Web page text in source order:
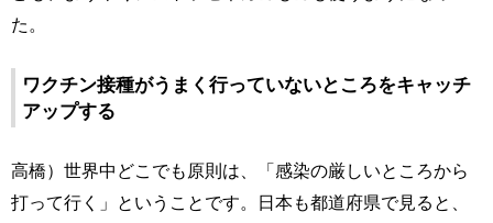
た。
ワクチン接種がうまく行っていないところをキャッチ
アップする
高橋）世界中どこでも原則は、「感染の厳しいところから
打って行く」ということです。日本も都道府県で見ると、